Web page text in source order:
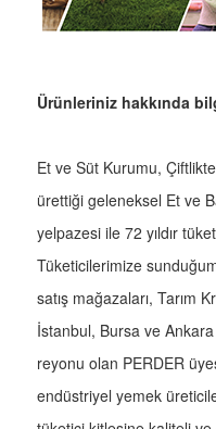
Ürünleriniz hakkında
Et ve Süt Kurumu,
ürettiği geleneksel Et ve
yelpazesi ile 72 yıldır
Tüketicilerimize
satış mağazaları, Tarım
İstanbul, Bursa ve
reyonu olan PERDER
endüstriyel yemek